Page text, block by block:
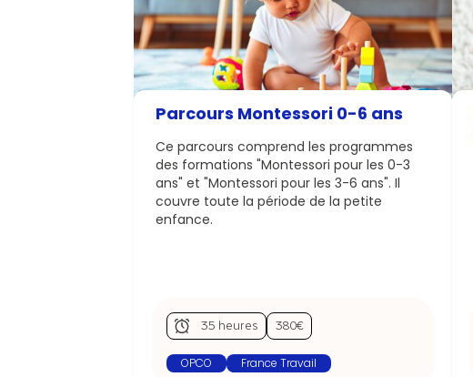
Parcours Montessori 0-6 ans
Ce parcours comprend les programmes
des formations "Montessori pour les 0-3
ans" et "Montessori pour les 3-6 ans". Il
couvre toute la période de la petite
enfance.
35 heures 380€
OPCO France Travail